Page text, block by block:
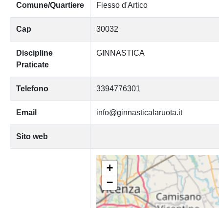
Comune/Quartiere Fiesso d'Artico
Cap 30032
Discipline
Praticate
GINNASTICA
Telefono 3394776301
Email info@ginnasticalaruota.it
Sito web
+
−